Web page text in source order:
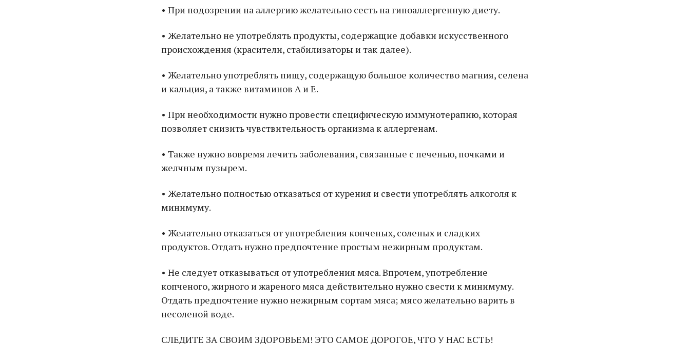
• При подозрении на аллергию желательно сесть на гипоаллергенную диету.
• Желательно не употреблять продукты, содержащие добавки искусственного
происхождения (красители, стабилизаторы и так далее).
• Желательно употреблять пищу, содержащую большое количество магния, селена
и кальция, а также витаминов А и Е.
• При необходимости нужно провести специфическую иммунотерапию, которая
позволяет снизить чувствительность организма к аллергенам.
• Также нужно вовремя лечить заболевания, связанные с печенью, почками и
желчным пузырем.
• Желательно полностью отказаться от курения и свести употреблять алкоголя к
минимуму.
• Желательно отказаться от употребления копченых, соленых и сладких
продуктов. Отдать нужно предпочтение простым нежирным продуктам.
• Не следует отказываться от употребления мяса. Впрочем, употребление
копченого, жирного и жареного мяса действительно нужно свести к минимуму.
Отдать предпочтение нужно нежирным сортам мяса; мясо желательно варить в
несоленой воде.
СЛЕДИТЕ ЗА СВОИМ ЗДОРОВЬЕМ! ЭТО САМОЕ ДОРОГОЕ, ЧТО У НАС ЕСТЬ!